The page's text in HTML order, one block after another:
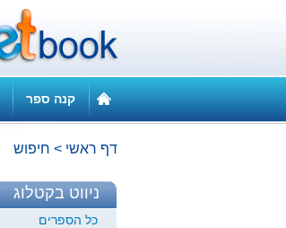
קנה ספר
דף ראשי > חיפוש
ניווט בקטלוג
כל הספרים